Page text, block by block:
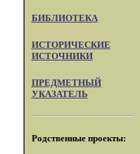
БИБЛИОТЕКА
ИСТОРИЧЕСКИЕ
ИСТОЧНИКИ
ПРЕДМЕТНЫЙ
УКАЗАТЕЛЬ
Родственные проекты: